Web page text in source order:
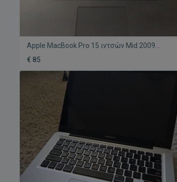
Apple MacBook Pro 15 ιντσών Mid 2009
€ 85